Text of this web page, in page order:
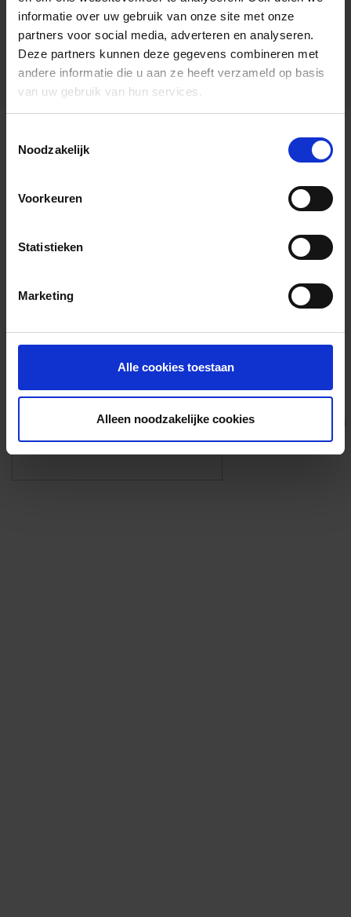
informatie over uw gebruik van onze site met onze
partners voor social media, adverteren en analyseren.
Deze partners kunnen deze gegevens combineren met
andere informatie die u aan ze heeft verzameld op basis
van uw gebruik van hun services.
Noodzakelijk
Voorkeuren
Statistieken
Marketing
Alle cookies toestaan
Alleen noodzakelijke cookies
Algemene informatie
Foto’s ({{photos.length}})
Eigen foto’s